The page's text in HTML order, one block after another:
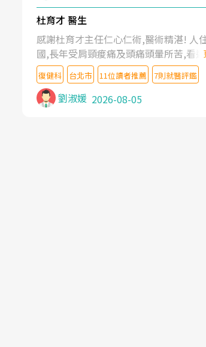
杜育才 醫生
感謝杜育才主任仁心仁術,醫術精湛! 人
國,長年受肩頸痠痛及頭痛頭暈所苦,看遍
教授,做了各種檢查,也嘗試過西醫打針,中
針灸及物理徒手治療都沒有用,後來連吃
啡類止痛藥都效果有限,只是壓症狀,沒多
痛起來,多年失眠嚴重影響生活品質. 台灣
復健科 台北市 11位讀者推薦 7則就醫評鑑
劉淑媛 2026-08-05